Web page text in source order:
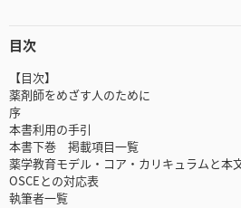
目次
【目次】
薬剤師をめざす人のために
序
本書利用の手引
本書下巻 掲載項目一覧
薬学教育モデル・コア・カリキュラムと本
OSCEとの対応表
執筆者一覧